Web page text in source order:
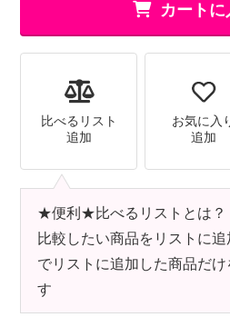
カートに
比べるリスト
追加
お気に入
追加
★便利★比べるリストとは？
比較したい商品をリストに
でリストに追加した商品だけ
す